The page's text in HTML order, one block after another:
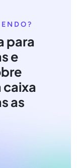
para
e
caixa
as